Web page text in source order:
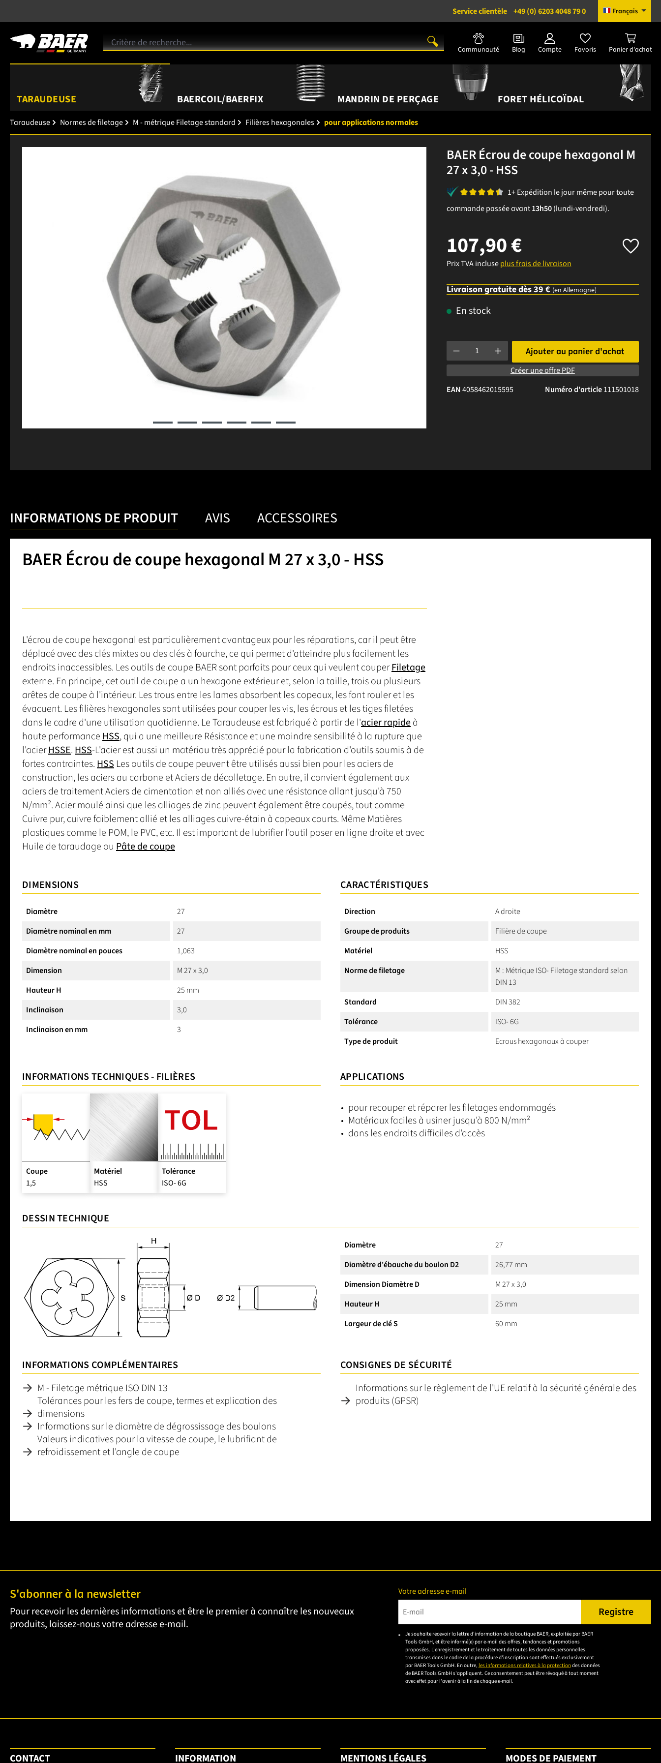
Service clientèle +49 (0) 6203 4048 79 0 Français
Communauté Blog Compte Favoris Panier d'achat
TARAUDEUSE BAERCOIL/BAERFIX MANDRIN DE PERÇAGE FORET HÉLICOÏDAL
Taraudeuse Normes de filetage M - métrique Filetage standard Filières hexagonales pour applications normales
BAER Écrou de coupe hexagonal M
27 x 3,0 - HSS
1+ Expédition le jour même pour toute
commande passée avant13h50(lundi-vendredi).
107,90 €
Prix TVA incluseplus frais de livraison
Livraison gratuite dès 39 € (en Allemagne)
En stock
Quantité de produit : Entrez la quantité souhaitée ou utilisez
Ajouter au panier d'achat
Créer une offre PDF
Numéro d'article111501018
EAN4058462015595
INFORMATIONS DE PRODUIT AVIS ACCESSOIRES
BAER Écrou de coupe hexagonal M 27 x 3,0 - HSS
L'écrou de coupe hexagonal est particulièrement avantageux pour les réparations, car il peut être
déplacé avec des clés mixtes ou des clés à fourche, ce qui permet d'atteindre plus facilement les
endroits inaccessibles. Les outils de coupe BAER sont parfaits pour ceux qui veulent couperFiletage
externe. En principe, cet outil de coupe a un hexagone extérieur et, selon la taille, trois ou plusieurs
arêtes de coupe à l'intérieur. Les trous entre les lames absorbent les copeaux, les font rouler et les
évacuent. Les filières hexagonales sont utilisées pour couper les vis, les écrous et les tiges filetées
dans le cadre d'une utilisation quotidienne. Le Taraudeuse est fabriqué à partir de l'acier rapideà
haute performanceHSS, qui a une meilleure Résistance et une moindre sensibilité à la rupture que
l'acierHSSE.HSS-L'acier est aussi un matériau très apprécié pour la fabrication d'outils soumis à de
fortes contraintes.HSS Les outils de coupe peuvent être utilisés aussi bien pour les aciers de
construction, les aciers au carbone et Aciers de décolletage. En outre, il convient également aux
aciers de traitement Aciers de cimentation et non alliés avec une résistance allant jusqu'à 750
N/mm². Acier moulé ainsi que les alliages de zinc peuvent également être coupés, tout comme
Cuivre pur, cuivre faiblement allié et les alliages cuivre-étain à copeaux courts. Même Matières
plastiques comme le POM, le PVC, etc. Il est important de lubrifier l'outil poser en ligne droite et avec
Huile de taraudage ou Pâte de coupe
DIMENSIONS
Diamètre
27
Diamètre nominal en mm
27
Diamètre nominal en pouces
1,063
Dimension
M 27 x 3,0
Hauteur H
25 mm
Inclinaison
3,0
Inclinaison en mm
3
CARACTÉRISTIQUES
Direction
A droite
Groupe de produits
Filière de coupe
Matériel
HSS
Norme de filetage
M : Métrique ISO- Filetage standard selon
DIN 13
Standard
DIN 382
Tolérance
ISO- 6G
Type de produit
Ecrous hexagonaux à couper
INFORMATIONS TECHNIQUES - FILIÈRES
Coupe
1,5
Matériel
HSS
Tolérance
ISO- 6G
APPLICATIONS
pour recouper et réparer les filetages endommagés
Matériaux faciles à usiner jusqu'à 800 N/mm²
dans les endroits difficiles d'accès
DESSIN TECHNIQUE
Diamètre
27
Diamètre d'ébauche du boulon D2
26,77 mm
Dimension Diamètre D
M 27 x 3,0
Hauteur H
25 mm
Largeur de clé S
60 mm
INFORMATIONS COMPLÉMENTAIRES
M - Filetage métrique ISO DIN 13
Tolérances pour les fers de coupe, termes et explication des
dimensions
Informations sur le diamètre de dégrossissage des boulons
Valeurs indicatives pour la vitesse de coupe, le lubrifiant de
refroidissement et l'angle de coupe
CONSIGNES DE SÉCURITÉ
Informations sur le règlement de l'UE relatif à la sécurité générale des
produits (GPSR)
S'abonner à la newsletter
Pour recevoir les dernières informations et être le premier à connaître les nouveaux
produits, laissez-nous votre adresse e-mail.
Votre adresse e-mail
Veuillez saisir une adresse e-mail valide.
Registre
Je souhaite recevoir la lettre d'information de la boutique BAER, exploitée par BAER
Tools GmbH, et être informé(e) par e-mail des offres, tendances et promotions
proposées. L'enregistrement et le traitement de toutes les données personnelles
transmises dans le cadre de la procédure d'inscription sont effectués exclusivement
par BAER Tools GmbH. En outre, les informations relatives à la protectiondes données
de BAER Tools GmbH s'appliquent. Ce consentement peut être révoqué à tout moment
avec effet pour l'avenir à la fin de chaque e-mail.
CONTACT INFORMATION MENTIONS LÉGALES MODES DE PAIEMENT